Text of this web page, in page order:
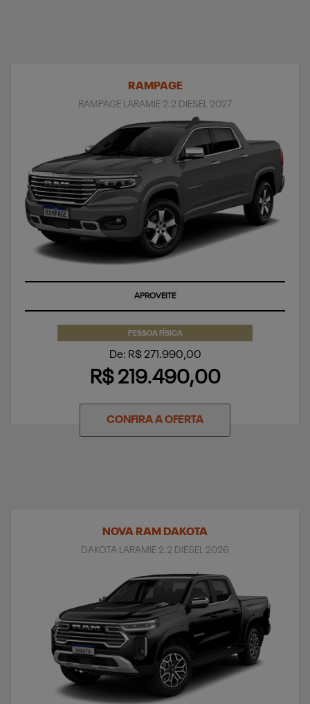
RAMPAGE
RAMPAGE LARAMIE 2.2 DIESEL 2027
APROVEITE
PESSOA FÍSICA
De: R$ 271.990,00
R$ 219.490,00
CONFIRA A OFERTA
NOVA RAM DAKOTA
DAKOTA LARAMIE 2.2 DIESEL 2026